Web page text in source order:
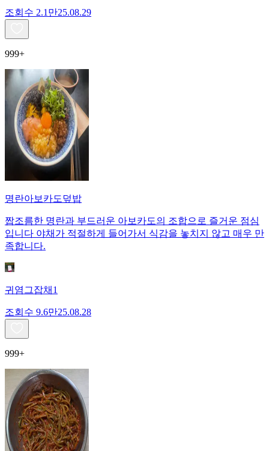
조회수 2.1만25.08.29
999+
명란아보카도덮밥
짭조름한 명란과 부드러운 아보카도의 조합으로 즐거운 점심
입니다 야채가 적절하게 들어가서 식감을 놓치지 않고 매우 만
족합니다.
귀염그잡채1
조회수 9.6만25.08.28
999+